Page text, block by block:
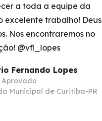
a toda a equipe da
excelente trabalho! Deus
Nos encontraremos no
@vfl_lopes
Fernando Lopes
Aprovado
Municipal de Curitiba-PR